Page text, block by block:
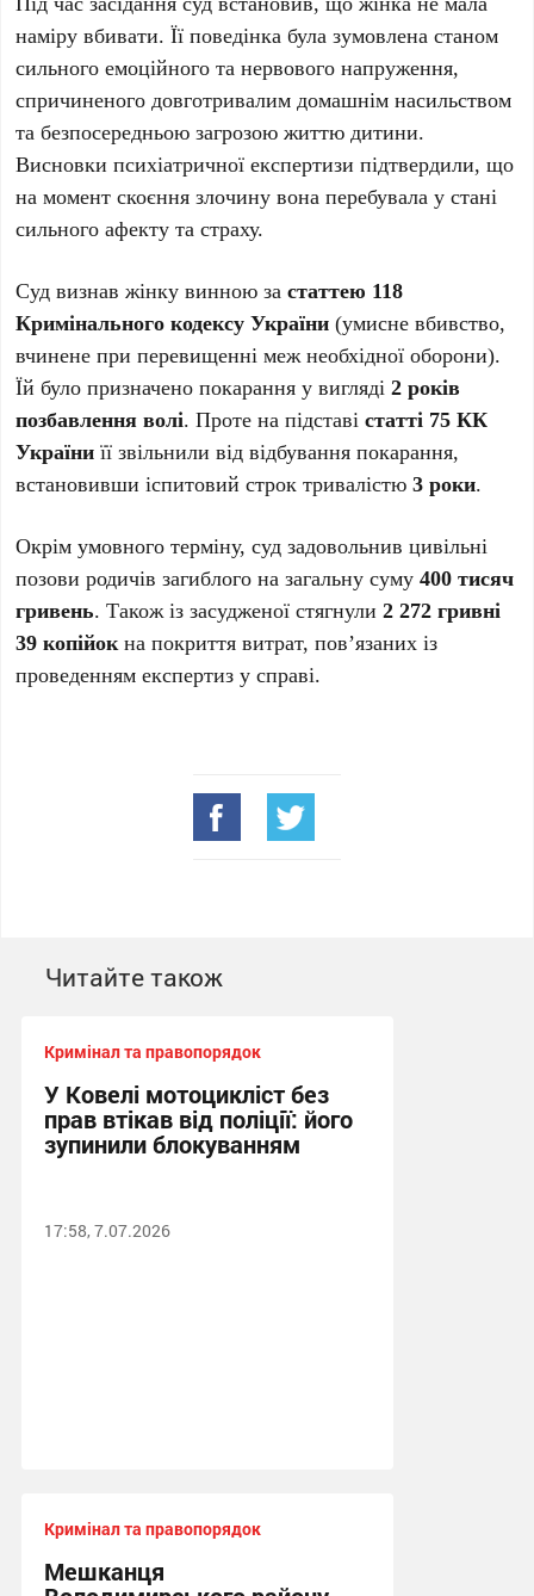
наміру вбивати. Її поведінка була зумовлена станом
сильного емоційного та нервового напруження,
спричиненого довготривалим домашнім насильством
та безпосередньою загрозою життю дитини.
Висновки психіатричної експертизи підтвердили, що
на момент скоєння злочину вона перебувала у стані
сильного афекту та страху.
Суд визнав жінку винною застаттею 118
Кримінального кодексу України (умисне вбивство,
вчинене при перевищенні меж необхідної оборони).
Їй було призначено покарання у вигляді2 років
позбавлення волі. Проте на підставістатті 75 КК
України її звільнили від відбування покарання,
встановивши іспитовий строк тривалістю3 роки.
Окрім умовного терміну, суд задовольнив цивільні
позови родичів загиблого на загальну суму400 тисяч
гривень. Також із засудженої стягнули2 272 гривні
39 копійокна покриття витрат, пов’язаних із
проведенням експертиз у справі.
Читайте також
Кримінал та правопорядок
У Ковелі мотоцикліст без
прав втікав від поліції: його
зупинили блокуванням
17:58, 7.07.2026
Кримінал та правопорядок
Мешканця